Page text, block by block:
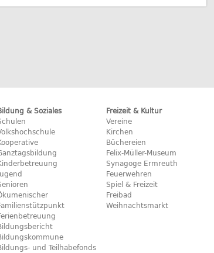
& Soziales
und Teilhabefonds
Freizeit & Kultur
Vereine
Kirchen
Büchereien
Felix-Müller-Museum
Synagoge Ermreuth
Feuerwehren
Spiel & Freizeit
Freibad
Weihnachtsmarkt